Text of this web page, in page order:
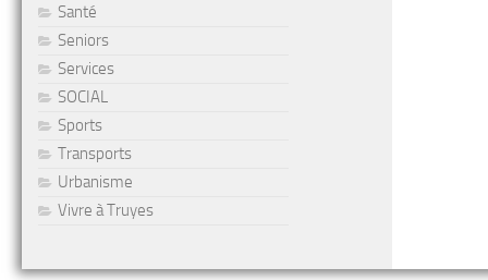
Santé
Seniors
Services
SOCIAL
Sports
Transports
Urbanisme
Vivre à Truyes